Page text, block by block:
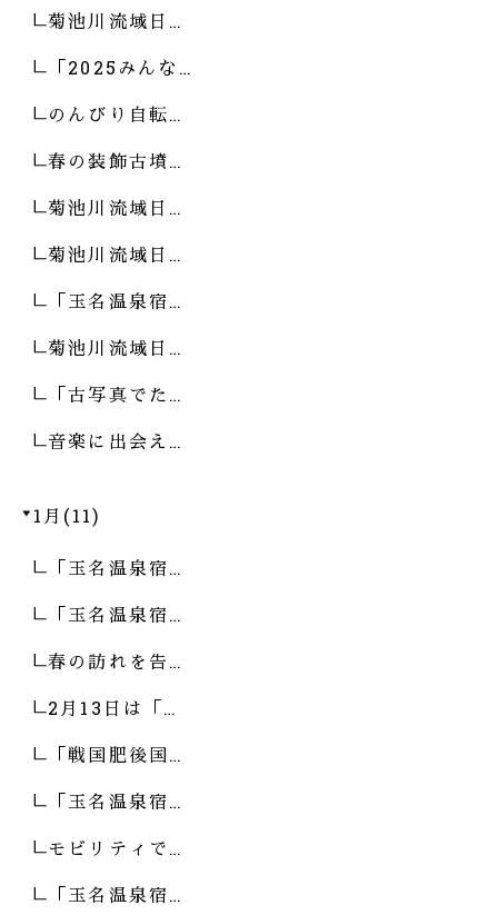
菊池川流域日…
「2025みんな…
のんびり自転…
春の装飾古墳…
菊池川流域日…
菊池川流域日…
「玉名温泉宿…
菊池川流域日…
「古写真でた…
音楽に出会え…
1月(11)
「玉名温泉宿…
「玉名温泉宿…
春の訪れを告…
2月13日は「…
「戦国肥後国…
「玉名温泉宿…
モビリティで…
「玉名温泉宿…